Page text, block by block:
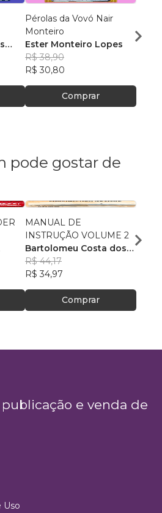
Pérolas da Vovó Nair
Monteiro
Ester Monteiro Lopes
R$ 38,90
R$ 30,80
Comprar
Segredo
que
pode gostar de
MANUAL DE
INSTRUÇÃO VOLUME 2
Bartolomeu Costa dos
Santos
R$ 44,17
R$ 34,97
Comprar
R$
e venda de
Uso